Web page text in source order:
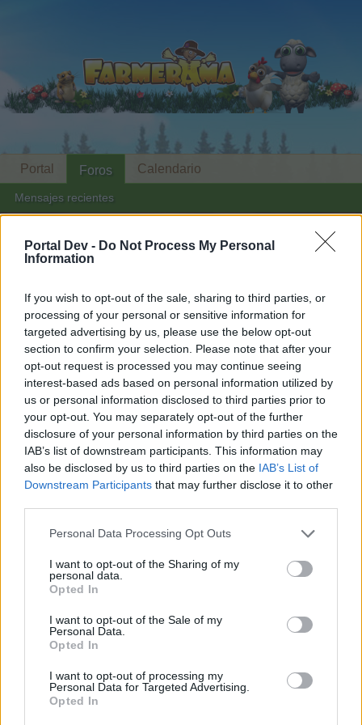
Portal Dev - Do Not Process My Personal
Information
If you wish to opt-out of the sale, sharing to third parties, or
processing of your personal or sensitive information for
targeted advertising by us, please use the below opt-out
section to confirm your selection. Please note that after your
opt-out request is processed you may continue seeing
interest-based ads based on personal information utilized by
us or personal information disclosed to third parties prior to
your opt-out. You may separately opt-out of the further
disclosure of your personal information by third parties on the
IAB’s list of downstream participants. This information may
also be disclosed by us to third parties on the IAB’s List of
Downstream Participants that may further disclose it to other
Personal Data Processing Opt Outs
I want to opt-out of the Sharing of my
personal data.
Opted In
I want to opt-out of the Sale of my
Personal Data.
Opted In
I want to opt-out of processing my
Personal Data for Targeted Advertising.
Opted In
Miembros que le han dado a "Me
gusta" en el mensaje #7
Querido usuario,
si deseas participar activamente en nuestro foro
en los diferentes temas, deberás acceder al él
desde tu cuenta de juego. En caso de no tener
una cuenta de juego registrada aún, te pedimos
que te registres en el juego lo antes posible. Nos
alegraremos mucho con tu próxima visita a
nuestro foro!„JUGAR“
Adicto al foro , Femenino
Petunia03
sularet
Mensajes: 1.040 "Me gusta" recibidos: 1.150
asun
Portal Foros
Mensajes recientes
Calendario